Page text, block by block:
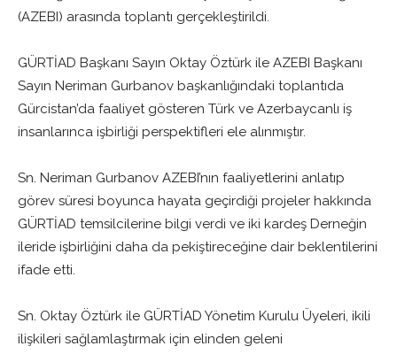
(AZEBI) arasında toplantı gerçekleştirildi.
GÜRTİAD Başkanı Sayın Oktay Öztürk ile AZEBI Başkanı
Sayın Neriman Gurbanov başkanlığındaki toplantıda
Gürcistan’da faaliyet gösteren Türk ve Azerbaycanlı iş
insanlarınca işbirliği perspektifleri ele alınmıştır.
Sn. Neriman Gurbanov AZEBI’nın faaliyetlerini anlatıp
görev süresi boyunca hayata geçirdiği projeler hakkında
GÜRTİAD temsilcilerine bilgi verdi ve iki kardeş Derneğin
ileride işbirliğini daha da pekiştireceğine dair beklentilerini
ifade etti.
Sn. Oktay Öztürk ile GÜRTİAD Yönetim Kurulu Üyeleri, ikili
ilişkileri sağlamlaştırmak için elinden geleni